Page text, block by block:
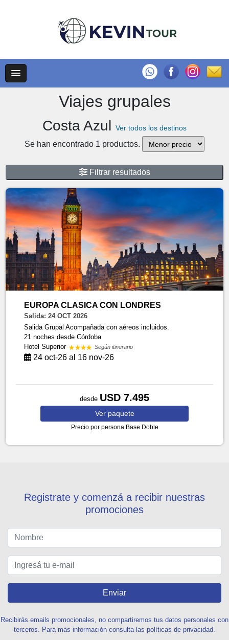
Viajes grupales
Costa Azul Ver todos los destinos
Se han encontrado 1 productos.
Filtrar resultados
EUROPA CLASICA CON LONDRES
Salida: 24 OCT 2026
Salida Grupal Acompañada con aéreos incluidos.
21 nochesdesde Córdoba
Hotel Superior
Según itinerario
24 oct-26 al 16 nov-26
desde USD 7.495
Ver paquete
Precio por persona Base Doble
Registrate y comenzá a recibir nuestras
promociones
Enviar
Recibirás emails promocionales, no compartiremos tus datos personales con
terceros. Para más información consulta las políticas de privacidad.